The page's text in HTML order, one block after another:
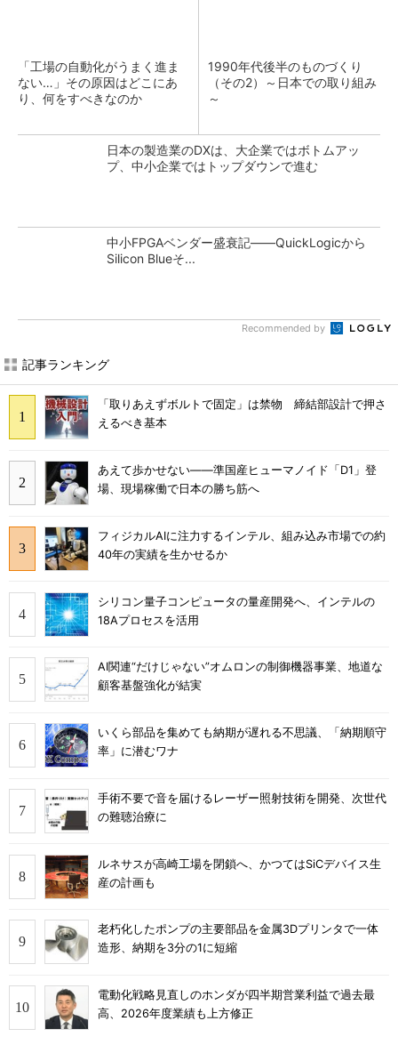
「工場の自動化がうまく進ま
ない…」その原因はどこにあ
り、何をすべきなのか
1990年代後半のものづくり
（その2）～日本での取り組み
～
日本の製造業のDXは、大企業ではボトムアッ
プ、中小企業ではトップダウンで進む
中小FPGAベンダー盛衰記――QuickLogicから
Silicon Blueそ...
Recommended by
記事ランキング
「取りあえずボルトで固定」は禁物 締結部設計で押さ
えるべき基本
あえて歩かせない――準国産ヒューマノイド「D1」登
場、現場稼働で日本の勝ち筋へ
フィジカルAIに注力するインテル、組み込み市場での約
40年の実績を生かせるか
シリコン量子コンピュータの量産開発へ、インテルの
18Aプロセスを活用
AI関連“だけじゃない”オムロンの制御機器事業、地道な
顧客基盤強化が結実
いくら部品を集めても納期が遅れる不思議、「納期順守
率」に潜むワナ
手術不要で音を届けるレーザー照射技術を開発、次世代
の難聴治療に
ルネサスが高崎工場を閉鎖へ、かつてはSiCデバイス生
産の計画も
老朽化したポンプの主要部品を金属3Dプリンタで一体
造形、納期を3分の1に短縮
電動化戦略見直しのホンダが四半期営業利益で過去最
高、2026年度業績も上方修正